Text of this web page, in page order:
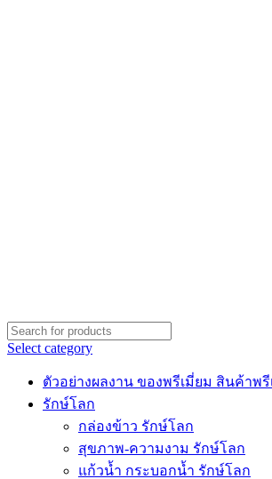
Select category
ตัวอย่างผลงาน ของพรีเมี่ยม สินค้าพรี
รักษ์โลก
กล่องข้าว รักษ์โลก
สุขภาพ-ความงาม รักษ์โลก
แก้วน้ำ กระบอกน้ำ รักษ์โลก